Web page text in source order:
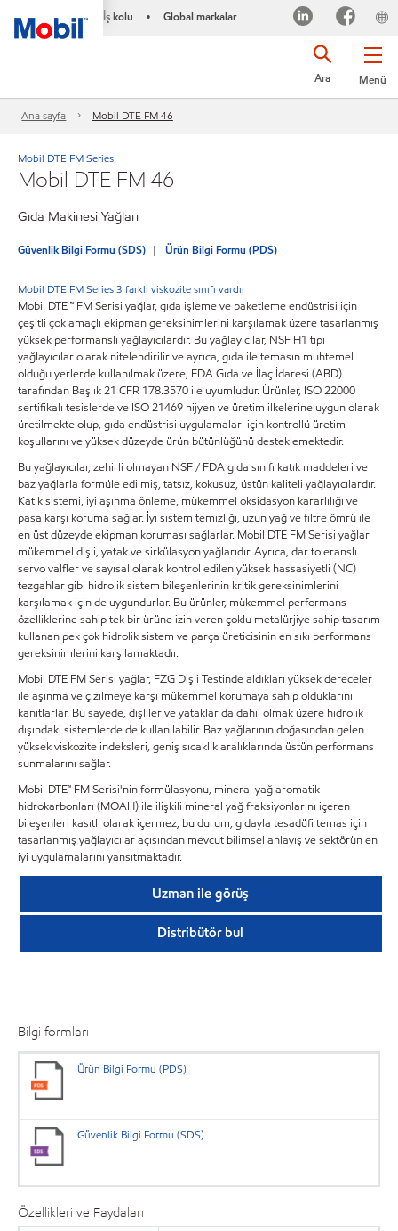
İş kolu • Global markalar
Menü
Ara
Ana sayfa Mobil DTE FM 46
Mobil DTE FM Series
Mobil DTE FM 46
Gıda Makinesi Yağları
Güvenlik Bilgi Formu (SDS) Ürün Bilgi Formu (PDS)
Mobil DTE FM Series 3 farklı viskozite sınıfı vardır
Mobil DTE ™ FM Serisi yağlar, gıda işleme ve paketleme endüstrisi için
çeşitli çok amaçlı ekipman gereksinimlerini karşılamak üzere tasarlanmış
yüksek performanslı yağlayıcılardır. Bu yağlayıcılar, NSF H1 tipi
yağlayıcılar olarak nitelendirilir ve ayrıca, gıda ile temasın muhtemel
olduğu yerlerde kullanılmak üzere, FDA Gıda ve İlaç İdaresi (ABD)
tarafından Başlık 21 CFR 178.3570 ile uyumludur. Ürünler, ISO 22000
sertifikalı tesislerde ve ISO 21469 hijyen ve üretim ilkelerine uygun olarak
üretilmekte olup, gıda endüstrisi uygulamaları için kontrollü üretim
koşullarını ve yüksek düzeyde ürün bütünlüğünü desteklemektedir.
Bu yağlayıcılar, zehirli olmayan NSF / FDA gıda sınıfı katık maddeleri ve
baz yağlarla formüle edilmiş, tatsız, kokusuz, üstün kaliteli yağlayıcılardır.
Katık sistemi, iyi aşınma önleme, mükemmel oksidasyon kararlılığı ve
pasa karşı koruma sağlar. İyi sistem temizliği, uzun yağ ve filtre ömrü ile
en üst düzeyde ekipman koruması sağlarlar. Mobil DTE FM Serisi yağlar
mükemmel dişli, yatak ve sirkülasyon yağlarıdır. Ayrıca, dar toleranslı
servo valfler ve sayısal olarak kontrol edilen yüksek hassasiyetli (NC)
tezgahlar gibi hidrolik sistem bileşenlerinin kritik gereksinimlerini
karşılamak için de uygundurlar. Bu ürünler, mükemmel performans
özelliklerine sahip tek bir ürüne izin veren çoklu metalürjiye sahip tasarım
kullanan pek çok hidrolik sistem ve parça üreticisinin en sıkı performans
gereksinimlerini karşılamaktadır.
Mobil DTE FM Serisi yağlar, FZG Dişli Testinde aldıkları yüksek dereceler
ile aşınma ve çizilmeye karşı mükemmel korumaya sahip olduklarını
kanıtlarlar. Bu sayede, dişliler ve yataklar da dahil olmak üzere hidrolik
dışındaki sistemlerde de kullanılabilir. Baz yağlarının doğasından gelen
yüksek viskozite indeksleri, geniş sıcaklık aralıklarında üstün performans
sunmalarını sağlar.
Mobil DTE™ FM Serisi'nin formülasyonu, mineral yağ aromatik
hidrokarbonları (MOAH) ile ilişkili mineral yağ fraksiyonlarını içeren
bileşenleri kasıtlı olarak içermez; bu durum, gıdayla tesadüfi temas için
tasarlanmış yağlayıcılar açısından mevcut bilimsel anlayış ve sektörün en
iyi uygulamalarını yansıtmaktadır.
Uzman ile görüş
Distribütör bul
Bilgi formları
Ürün Bilgi Formu (PDS)
Güvenlik Bilgi Formu (SDS)
Özellikleri ve Faydaları